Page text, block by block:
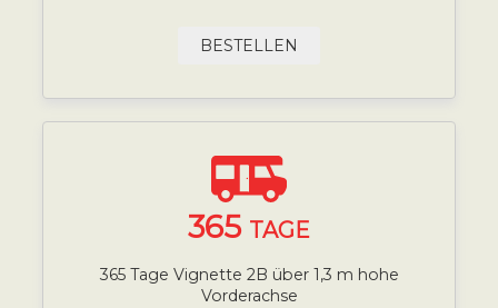
BESTELLEN
365 TAGE
365 Tage Vignette 2B über 1,3 m hohe
Vorderachse